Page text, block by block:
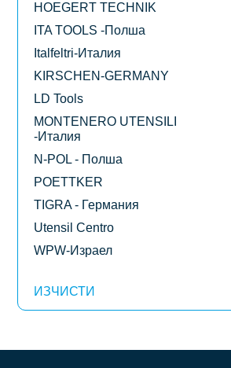
HOEGERT TECHNIK
ITA TOOLS -Полша
Italfeltri-Италия
KIRSCHEN-GERMANY
LD Tools
MONTENERO UTENSILI
-Италия
N-POL - Полша
POETTKER
TIGRA - Германия
Utensil Centro
WPW-Израел